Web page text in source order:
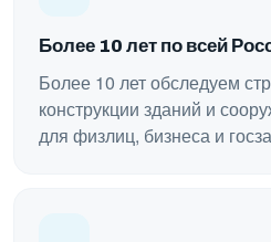
Более 10 лет по всей
Более 10 лет обследуем
конструкции зданий и
для физлиц, бизнеса и